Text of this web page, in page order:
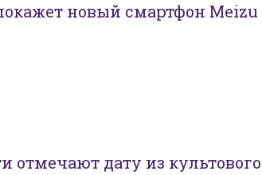
новый смартфон Meizu
отмечают дату из культового